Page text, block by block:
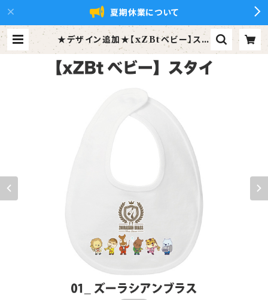
夏期休業について
★デザイン追加★【xZBtベビー】スタ
イ(ズーラシアンブラス/パーカッショ
ン) | ズーラシアンブラス【xZBt】公
式ショップ